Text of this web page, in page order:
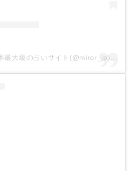
MIROR(ミラー) – 日本最大級の占いサイト(@miror_jp)がシェアした投稿